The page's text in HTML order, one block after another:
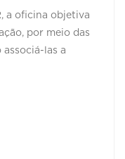
a oficina objetiva
por meio das
las a